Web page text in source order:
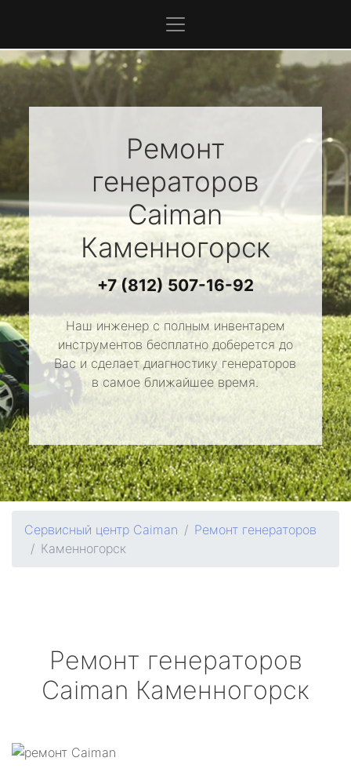
Ремонт
генераторов
Caiman
Каменногорск
+7 (812) 507-16-92
Наш инженер с полным инвентарем
инструментов бесплатно доберется до
Вас и сделает диагностику генераторов
в самое ближайшее время.
Сервисный центр Caiman
Ремонт генераторов
Каменногорск
Ремонт генераторов
Caiman Каменногорск